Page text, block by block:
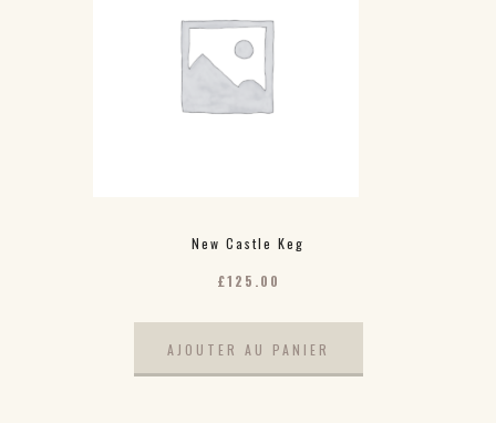
New Castle Keg
£125.00
AJOUTER AU PANIER